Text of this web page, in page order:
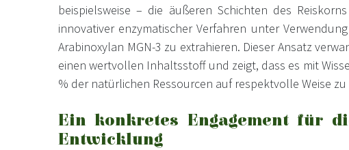
beispielsweise – die äußeren Schichten des
innovativer enzymatischer Verfahren unter
Arabinoxylan MGN-3 zu extrahieren. Dieser Ansatz
einen wertvollen Inhaltsstoff und zeigt, dass es mit
% der natürlichen Ressourcen auf respektvolle Weise
Ein konkretes Engagement für
Entwicklung